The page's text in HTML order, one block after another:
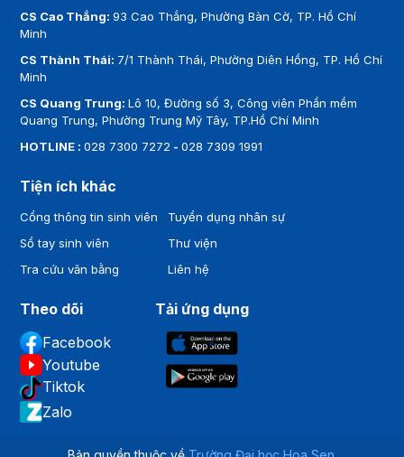
Trụ sở chính:
Chí Minh
CS Cao Thắng:
Minh
CS Thành Thái:7/1 Thành Thái, Phường Diên Hồng, TP. Hồ Chí
Minh
Quang Trung, Phường Trung Mỹ Tây, TP.Hồ Chí Minh
HOTLINE :028 7300 7272-028 7309 1991
Tiện ích khác
Sổ tay sinh viên
Tra cứu văn bằng
Thư viện
Liên hệ
Theo dõi
Facebook
Tiktok
Tải ứng dụng